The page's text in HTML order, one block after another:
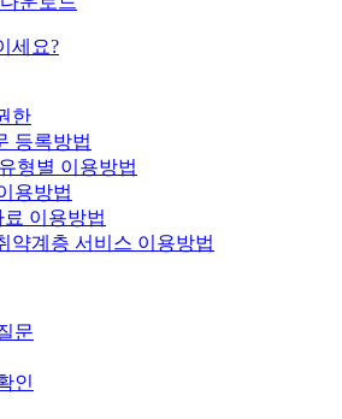
세요?
한
등록방법
형별 이용방법
용방법
이용방법
약계층 서비스 이용방법
문
인